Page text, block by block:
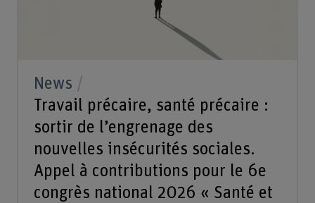
News
Travail précaire, santé précaire :
sortir de l’engrenage des
nouvelles insécurités sociales.
Appel à contributions pour le 6e
congrès national 2026 « Santé et